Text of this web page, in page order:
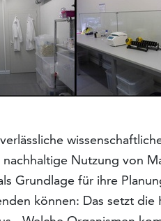
Nutzung von
Grundlage für ihre
können: Das setzt